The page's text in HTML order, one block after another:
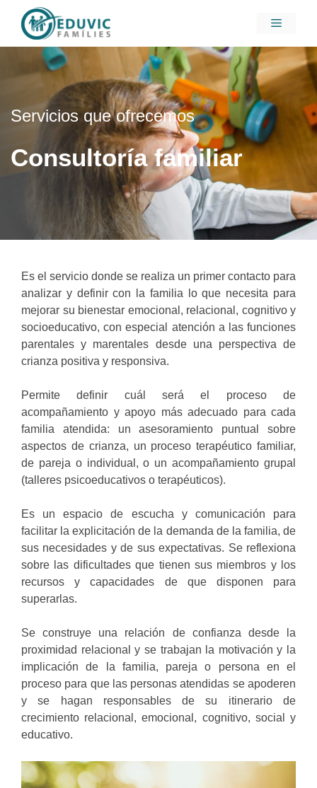
contenido
Menú
Servicios que ofrecemos
Consultoría familiar
Es el servicio donde se realiza un primer contacto para
analizar y definir con la familia lo que necesita para
mejorar su bienestar emocional, relacional, cognitivo y
socioeducativo, con especial atención a las funciones
parentales y marentales desde una perspectiva de
crianza positiva y responsiva.
Permite definir cuál será el proceso de
acompañamiento y apoyo más adecuado para cada
familia atendida: un asesoramiento puntual sobre
aspectos de crianza, un proceso terapéutico familiar,
de pareja o individual, o un acompañamiento grupal
(talleres psicoeducativos o terapéuticos).
Es un espacio de escucha y comunicación para
facilitar la explicitación de la demanda de la familia, de
sus necesidades y de sus expectativas. Se reflexiona
sobre las dificultades que tienen sus miembros y los
recursos y capacidades de que disponen para
superarlas.
Se construye una relación de confianza desde la
proximidad relacional y se trabajan la motivación y la
implicación de la familia, pareja o persona en el
proceso para que las personas atendidas se apoderen
y se hagan responsables de su itinerario de
crecimiento relacional, emocional, cognitivo, social y
educativo.